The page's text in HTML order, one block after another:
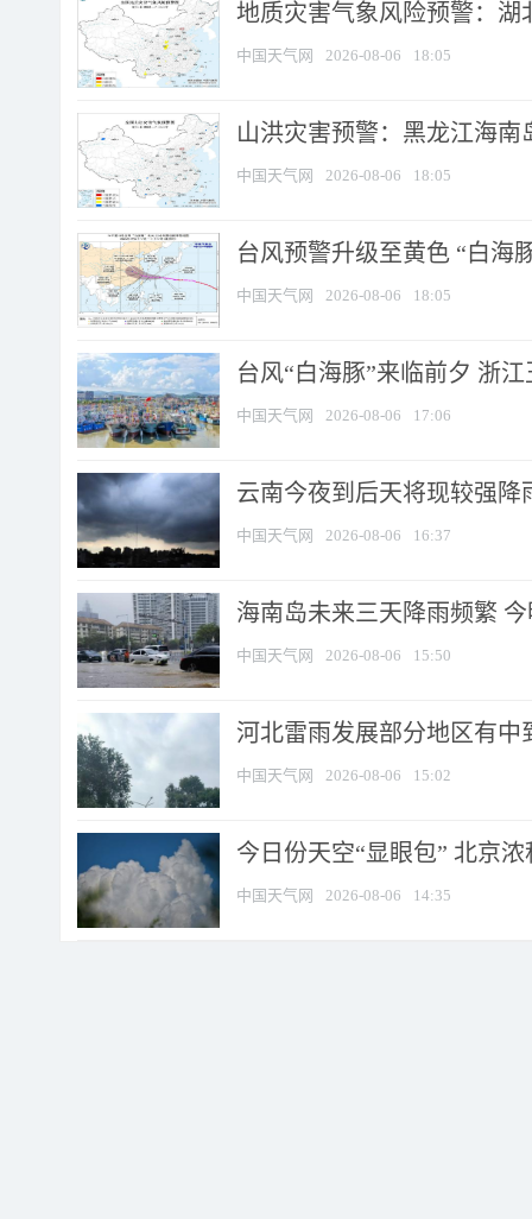
地质灾害气象风险预警：湖
中国天气网 2026-08-06 18:05
山洪灾害预警：黑龙江海
中国天气网 2026-08-06 18:05
台风预警升级至黄色 “白海
中国天气网 2026-08-06 18:05
台风“白海豚”来临前夕 浙
中国天气网 2026-08-06 17:06
云南今夜到后天将现较强降
中国天气网 2026-08-06 16:37
海南岛未来三天降雨频繁
中国天气网 2026-08-06 15:50
河北雷雨发展部分地区有中
中国天气网 2026-08-06 15:02
今日份天空“显眼包” 北京
中国天气网 2026-08-06 14:35